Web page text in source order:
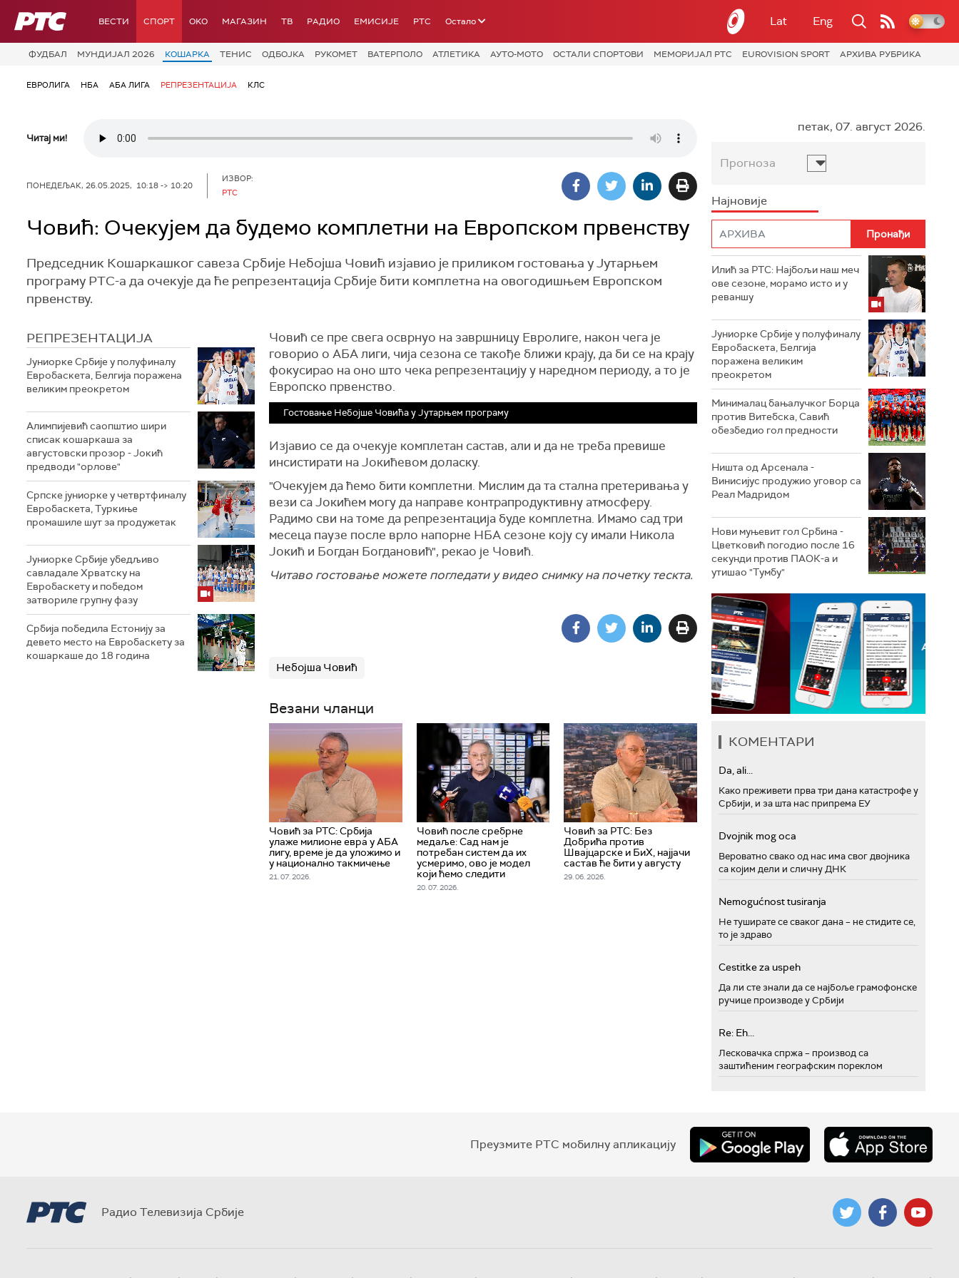
РТС ВЕСТИ СПОРТ OKO МАГАЗИН ТВ РАДИО ЕМИСИЈЕ РТС Остало Lat Eng
ФУДБАЛ МУНДИЈАЛ 2026 КОШАРКА ТЕНИС ОДБОЈКА РУКОМЕТ ВАТЕРПОЛО АТЛЕТИКА АУТО-МОТО ОСТАЛИ СПОРТОВИ МЕМОРИЈАЛ РТС EUROVISION SPORT АРХИВА РУБРИКА
ЕВРОЛИГА НБА АБА ЛИГА РЕПРЕЗЕНТАЦИЈА КЛС
Читај ми!
ПОНЕДЕЉАК, 26.05.2025, 10:18 -> 10:20
ИЗВОР:
РТС
Човић: Очекујем да будемо комплетни на Европском првенству
Председник Кошаркашког савеза Србије Небојша Човић изјавио је приликом гостовања у Јутарњем
програму РТС-а да очекује да ће репрезентација Србије бити комплетна на овогодишњем Европском
првенству.
РЕПРЕЗЕНТАЦИЈА
Јуниорке Србије у полуфиналу
Евробаскета, Белгија поражена
великим преокретом
Алимпијевић саопштио шири
списак кошаркаша за
августовски прозор - Јокић
предводи "орлове"
Српске јуниорке у четвртфиналу
Евробаскета, Туркиње
промашиле шут за продужетак
Јуниорке Србије убедљиво
савладале Хрватску на
Евробаскету и победом
затвориле групну фазу
Србија победила Естонију за
девето место на Евробаскету за
кошаркаше до 18 година
Човић се пре свега осврнуо на завршницу Евролиге, након чега је
говорио о АБА лиги, чија сезона се такође ближи крају, да би се на крају
фокусирао на оно што чека репрезентацију у наредном периоду, а то је
Европско првенство.
Гостовање Небојше Човића у Јутарњем програму
Изјавио се да очекује комплетан састав, али и да не треба превише
инсистирати на Јокићевом доласку.
"Очекујем да ћемо бити комплетни. Мислим да та стална претеривања у
вези са Јокићем могу да направе контрапродуктивну атмосферу.
Радимо сви на томе да репрезентација буде комплетна. Имамо сад три
месеца паузе после врло напорне НБА сезоне коју су имали Никола
Јокић и Богдан Богдановић", рекао је Човић.
Читаво гостовање можете погледати у видео снимку на почетку тескта.
Небојша Човић
Везани чланци
Човић за РТС: Србија
улаже милионе евра у АБА
лигу, време је да уложимо и
у национално такмичење
21. 07. 2026.
Човић после сребрне
медаље: Сад нам је
потребан систем да их
усмеримо, ово је модел
који ћемо следити
20. 07. 2026.
Човић за РТС: Без
Добрића против
Швајцарске и БиХ, најјачи
састав ће бити у августу
29. 06. 2026.
петак, 07. август 2026.
Прогноза
Најновије
Илић за РТС: Најбољи наш меч
ове сезоне, морамо исто и у
реваншу
Јуниорке Србије у полуфиналу
Евробаскета, Белгија
поражена великим
преокретом
Минималац бањалучког Борца
против Витебска, Савић
обезбедио гол предности
Ништа од Арсенала -
Винисијус продужио уговор са
Реал Мадридом
Нови муњевит гол Србина -
Цветковић погодио после 16
секунди против ПАОК-а и
утишао "Тумбу"
КОМЕНТАРИ
Da, ali...
Како преживети прва три дана катастрофе у
Србији, и за шта нас припрема ЕУ
Dvojnik mog oca
Вероватно свако од нас има свог двојника
са којим дели и сличну ДНК
Nemogućnost tusiranja
Не туширате се сваког дана – не стидите се,
то је здраво
Cestitke za uspeh
Да ли сте знали да се најбоље грамофонске
ручице производе у Србији
Re: Eh...
Лесковачка спржа – производ са
заштићеним географским пореклом
Преузмите РТС мобилну апликацију
Радио Телевизија Србије